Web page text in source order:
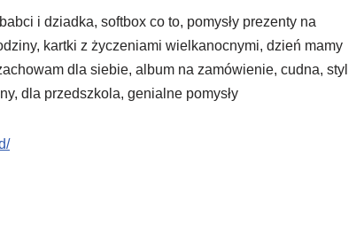
i dziadka, softbox co to, pomysły prezenty na
kartki z życzeniami wielkanocnymi, dzień mamy
dla siebie, album na zamówienie, cudna, styl
dla przedszkola, genialne pomysły